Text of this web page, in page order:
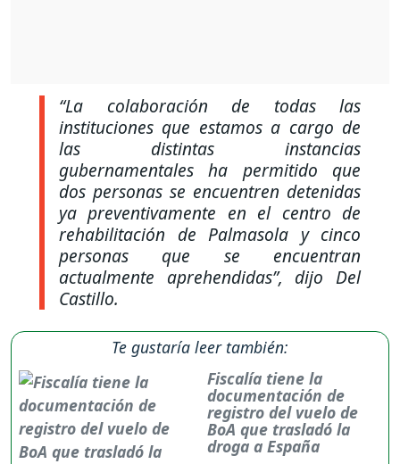
“La colaboración de todas las
instituciones que estamos a cargo de
las distintas instancias
gubernamentales ha permitido que
dos personas se encuentren detenidas
ya preventivamente en el centro de
rehabilitación de Palmasola y cinco
personas que se encuentran
actualmente aprehendidas”, dijo Del
Castillo.
Te gustaría leer también:
Fiscalía tiene la
documentación de
registro del vuelo de
BoA que trasladó la
droga a España